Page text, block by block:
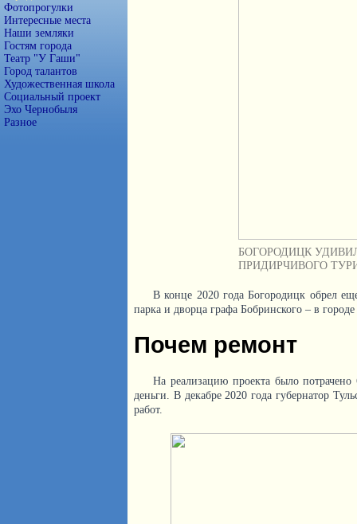
Фотопрогулки
Интересные места
Наши земляки
Гостям города
Театр "У Гаши"
Город талантов
Художественная школа
Социальный проект
Эхо Чернобыля
Разное
БОГОРОДИЦК
ПРИДИРЧИВОГО
В конце 2020 года Богородицк обрел
парка и дворца графа Бобринского – в
Почем ремонт
На реализацию проекта было
деньги. В декабре 2020 года губернатор
работ.